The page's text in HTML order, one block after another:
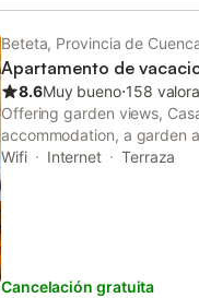
Beteta, Provincia de
Apartamento de
8.6Muy bueno⋅158
Offering garden views,
accommodation, a garden
accommodation provides a
Wifi Internet Terraza
Cancelación gratuita